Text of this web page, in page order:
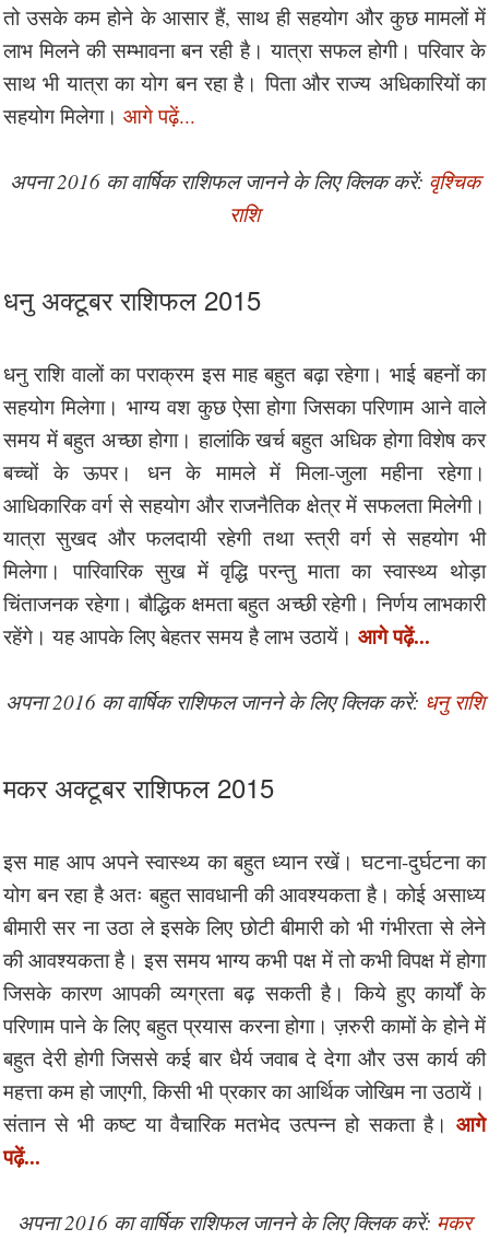
तो उसके कम होने के आसार हैं, साथ ही सहयोग और कुछ मामलों में
लाभ मिलने की सम्भावना बन रही है। यात्रा सफल होगी। परिवार के
साथ भी यात्रा का योग बन रहा है। पिता और राज्य अधिकारियों का
सहयोग मिलेगा। आगे पढ़ें...
अपना 2016 का वार्षिक राशिफल जानने के लिए क्लिक करें: वृश्चिक
राशि
धनु अक्टूबर राशिफल 2015
धनु राशि वालों का पराक्रम इस माह बहुत बढ़ा रहेगा। भाई बहनों का
सहयोग मिलेगा। भाग्य वश कुछ ऐसा होगा जिसका परिणाम आने वाले
समय में बहुत अच्छा होगा। हालांकि खर्च बहुत अधिक होगा विशेष कर
बच्चों के ऊपर। धन के मामले में मिला-जुला महीना रहेगा।
आधिकारिक वर्ग से सहयोग और राजनैतिक क्षेत्र में सफलता मिलेगी।
यात्रा सुखद और फलदायी रहेगी तथा स्त्री वर्ग से सहयोग भी
मिलेगा। पारिवारिक सुख में वृद्धि परन्तु माता का स्वास्थ्य थोड़ा
चिंताजनक रहेगा। बौद्धिक क्षमता बहुत अच्छी रहेगी। निर्णय लाभकारी
रहेंगे। यह आपके लिए बेहतर समय है लाभ उठायें। आगे पढ़ें...
अपना 2016 का वार्षिक राशिफल जानने के लिए क्लिक करें: धनु राशि
मकर अक्टूबर राशिफल 2015
इस माह आप अपने स्वास्थ्य का बहुत ध्यान रखें। घटना-दुर्घटना का
योग बन रहा है अतः बहुत सावधानी की आवश्यकता है। कोई असाध्य
बीमारी सर ना उठा ले इसके लिए छोटी बीमारी को भी गंभीरता से लेने
की आवश्यकता है। इस समय भाग्य कभी पक्ष में तो कभी विपक्ष में होगा
जिसके कारण आपकी व्यग्रता बढ़ सकती है। किये हुए कार्यों के
परिणाम पाने के लिए बहुत प्रयास करना होगा। ज़रुरी कामों के होने में
बहुत देरी होगी जिससे कई बार धैर्य जवाब दे देगा और उस कार्य की
महत्ता कम हो जाएगी, किसी भी प्रकार का आर्थिक जोखिम ना उठायें।
संतान से भी कष्ट या वैचारिक मतभेद उत्पन्न हो सकता है। आगे
पढ़ें...
अपना 2016 का वार्षिक राशिफल जानने के लिए क्लिक करें: मकर